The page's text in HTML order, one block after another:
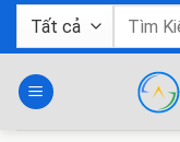
Bỏ
dung
Tìm